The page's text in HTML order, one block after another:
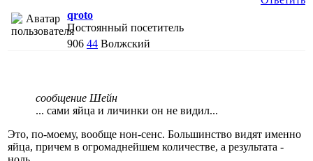
qroto
Постоянный посетитель
906 44 Волжский
сообщение Шейн
... сами яйца и личинки он не видил...
Это, по-моему, вообще нон-сенс. Большинство видят именно
яйца, причем в огромаднейшем количестве, а результата -